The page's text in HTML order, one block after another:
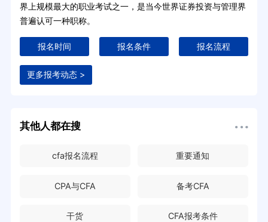
界上规模最大的职业考试之一，是当今世界证券投资与管理界
普遍认可一种职称。
报名时间 报名条件 报名流程
更多报考动态 >
其他人都在搜
cfa报名流程 重要通知
CPA与CFA 备考CFA
干货 CFA报考条件